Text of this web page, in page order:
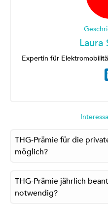
Laura
Expertin für
THG-Prämie für die
möglich?
THG-Prämie jährlich
notwendig?